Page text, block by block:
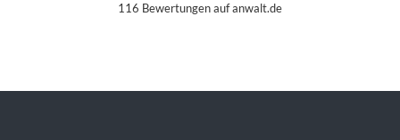
116 Bewertungen auf anwalt.de